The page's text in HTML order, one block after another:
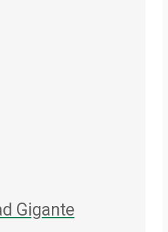
Gigante